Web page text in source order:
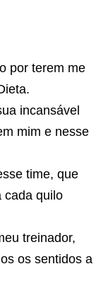
por terem me
incansável
mim e nesse
time, que
cada quilo
treinador,
os sentidos a